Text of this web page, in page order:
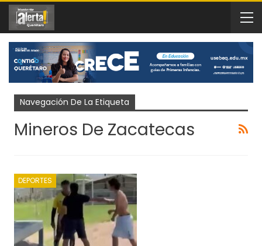
Navegación De La Etiqueta
Mineros De Zacatecas
DEPORTES